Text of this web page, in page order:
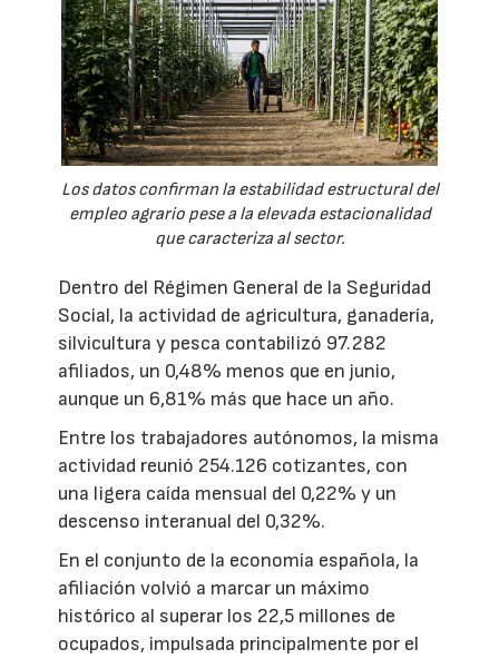
Los datos confirman la estabilidad estructural del
empleo agrario pese a la elevada estacionalidad
que caracteriza al sector.
Dentro del Régimen General de la Seguridad
Social, la actividad de agricultura, ganadería,
silvicultura y pesca contabilizó 97.282
afiliados, un 0,48% menos que en junio,
aunque un 6,81% más que hace un año.
Entre los trabajadores autónomos, la misma
actividad reunió 254.126 cotizantes, con
una ligera caída mensual del 0,22% y un
descenso interanual del 0,32%.
En el conjunto de la economía española, la
afiliación volvió a marcar un máximo
histórico al superar los 22,5 millones de
ocupados, impulsada principalmente por el